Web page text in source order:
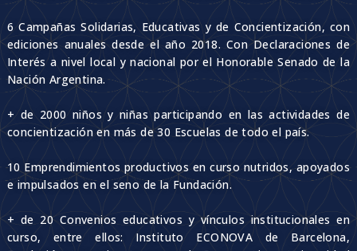
6 Campañas Solidarias, Educativas y de Concientización, con
ediciones anuales desde el año 2018. Con Declaraciones de
Interés a nivel local y nacional por el Honorable Senado de la
Nación Argentina.
+ de 2000 niños y niñas participando en las actividades de
concientización en más de 30 Escuelas de todo el país.
10 Emprendimientos productivos en curso nutridos, apoyados
e impulsados en el seno de la Fundación.
+ de 20 Convenios educativos y vínculos institucionales en
curso, entre ellos: Instituto ECONOVA de Barcelona,